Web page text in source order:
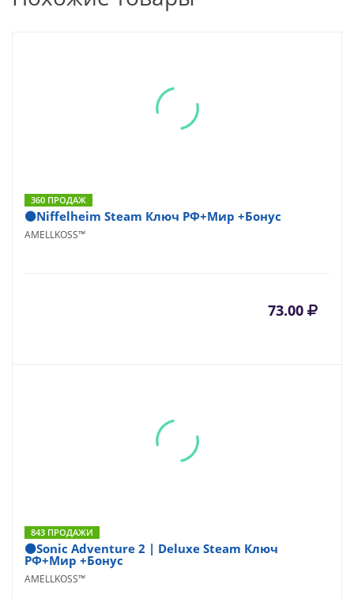
360 ПРОДАЖ
⚫Niffelheim Steam Ключ РФ+Мир +Бонус
AMELLKOSS™
73.00
843 ПРОДАЖИ
⚫Sonic Adventure 2 | Deluxe Steam Ключ
РФ+Мир +Бонус
AMELLKOSS™